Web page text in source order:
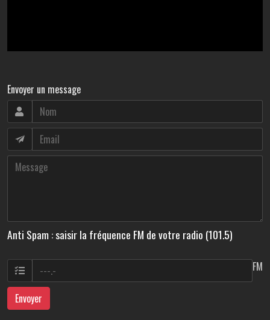
Envoyer un message
Anti Spam : saisir la fréquence FM de votre radio (101.5)
FM
Envoyer